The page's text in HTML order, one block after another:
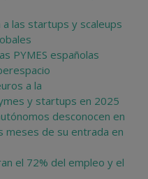
las startups y scaleups
PYMES españolas
a la
y startups en 2025
desconocen en
meses de su entrada en
el 72% del empleo y el